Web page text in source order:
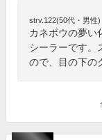
strv.122(50代・男性)
カネボウの夢い
シーラーです。
ので、目の下の